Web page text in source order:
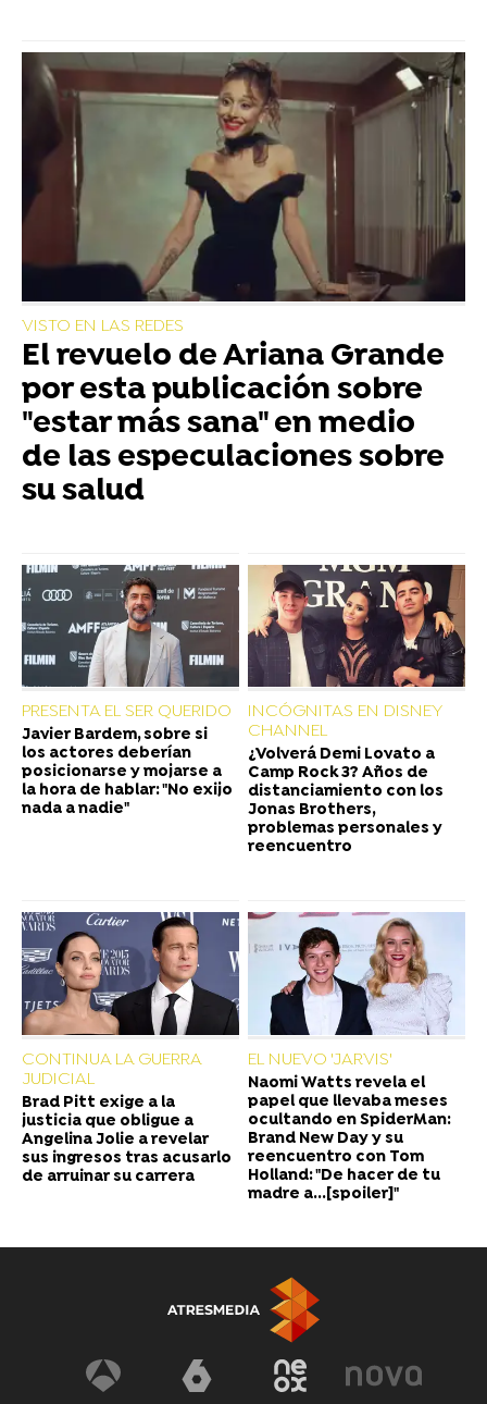
VISTO EN LAS REDES
El revuelo de Ariana Grande
por esta publicación sobre
"estar más sana" en medio
de las especulaciones sobre
su salud
PRESENTA EL SER QUERIDO
Javier Bardem, sobre si
los actores deberían
posicionarse y mojarse a
la hora de hablar: "No exijo
nada a nadie"
INCÓGNITAS EN DISNEY
CHANNEL
¿Volverá Demi Lovato a
Camp Rock 3? Años de
distanciamiento con los
Jonas Brothers,
problemas personales y
reencuentro
CONTINUA LA GUERRA
JUDICIAL
Brad Pitt exige a la
justicia que obligue a
Angelina Jolie a revelar
sus ingresos tras acusarlo
de arruinar su carrera
EL NUEVO 'JARVIS'
Naomi Watts revela el
papel que llevaba meses
ocultando en SpiderMan:
Brand New Day y su
reencuentro con Tom
Holland: "De hacer de tu
madre a...[spoiler]"